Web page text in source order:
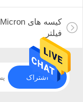
کیسه های Micron
فیلتر
اشتراک